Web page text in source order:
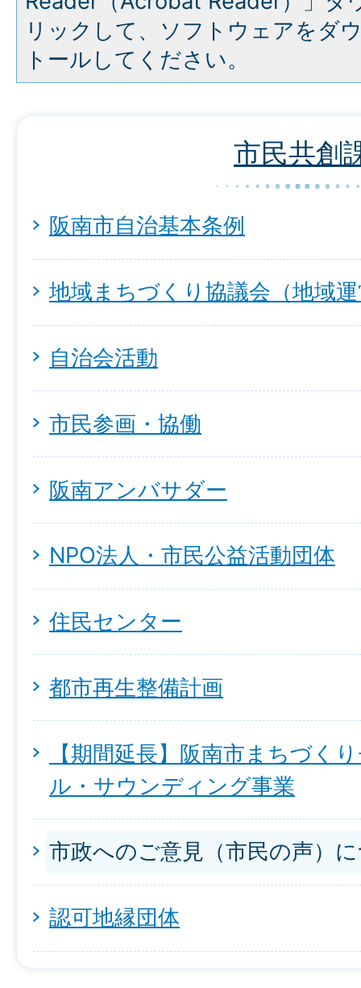
リックして、ソフトウェアをダ
トールしてください。
市民共創
阪南市自治基本条例
地域まちづくり協議会（地域
自治会活動
市民参画・協働
阪南アンバサダー
NPO法人・市民公益活動団体
住民センター
都市再生整備計画
【期間延長】阪南市まちづく
ル・サウンディング事業
市政へのご意見（市民の声）
認可地縁団体